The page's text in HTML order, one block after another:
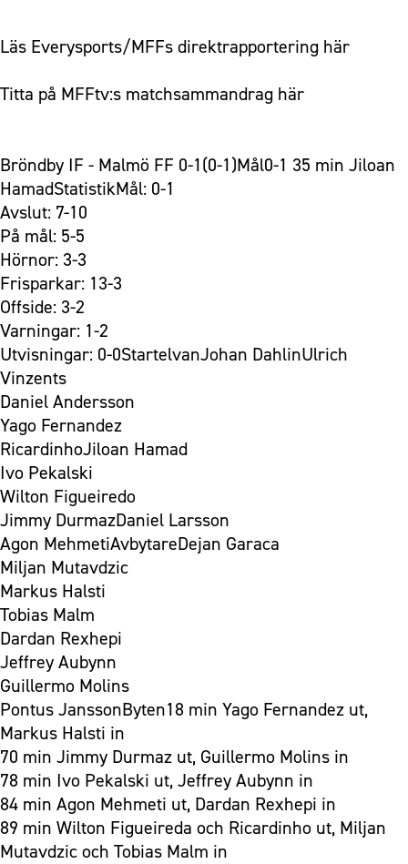
Läs Everysports/MFFs direktrapportering här
Titta på MFFtv:s matchsammandrag här
Bröndby IF - Malmö FF 0-1(0-1)Mål0-1 35 min Jiloan
HamadStatistikMål: 0-1
Avslut: 7-10
På mål: 5-5
Hörnor: 3-3
Frisparkar: 13-3
Offside: 3-2
Varningar: 1-2
Utvisningar: 0-0StartelvanJohan DahlinUlrich
Vinzents
Daniel Andersson
Yago Fernandez
RicardinhoJiloan Hamad
Ivo Pekalski
Wilton Figueiredo
Jimmy DurmazDaniel Larsson
Agon MehmetiAvbytareDejan Garaca
Miljan Mutavdzic
Markus Halsti
Tobias Malm
Dardan Rexhepi
Jeffrey Aubynn
Guillermo Molins
Pontus JanssonByten18 min Yago Fernandez ut,
Markus Halsti in
70 min Jimmy Durmaz ut, Guillermo Molins in
78 min Ivo Pekalski ut, Jeffrey Aubynn in
84 min Agon Mehmeti ut, Dardan Rexhepi in
89 min Wilton Figueireda och Ricardinho ut, Miljan
Mutavdzic och Tobias Malm in